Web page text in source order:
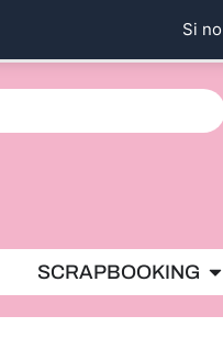
Si
SCRAPBOOKING